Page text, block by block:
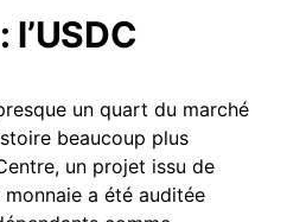
un quart du marché
beaucoup plus
un projet issu de
monnaie a été auditée